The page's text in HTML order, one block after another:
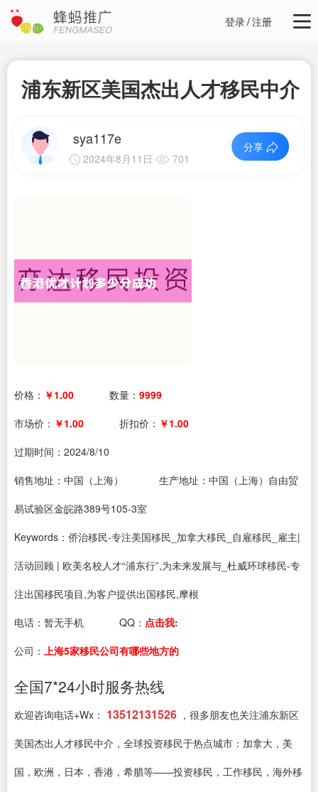
登录/注册
浦东新区美国杰出人才移民中介
sya117e
2024年8月11日 701
分享
价格： ￥1.00 数量： 9999
市场价： ￥1.00 折扣价： ￥1.00
过期时间： 2024/8/10
销售地址：中国（上海）
生产地址：中国（上海）自由贸
易试验区金皖路389号105-3室
Keywords：侨治移民-专注美国移民_加拿大移民_自雇移民_雇主|
活动回顾 | 欧美名校人才“浦东行”,为未来发展与_杜威环球移民-专
注出国移民项目,为客户提供出国移民,摩根
电话： 暂无手机 QQ： 点击我:
公司： 上海5家移民公司有哪些地方的
全国7*24小时服务热线
欢迎咨询电话+Wx： 13512131526 ，很多朋友也关注浦东新区
美国杰出人才移民中介，全球投资移民于热点城市：加拿大，美
国，欧洲，日本，香港，希腊等——投资移民，工作移民，海外移